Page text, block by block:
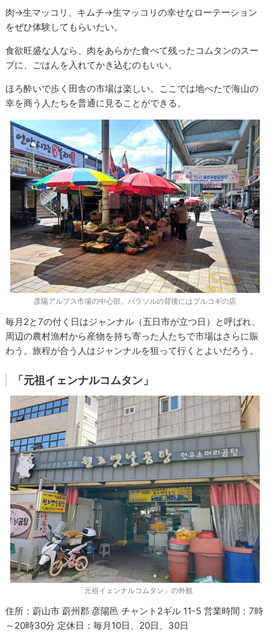
肉→生マッコリ、キムチ→生マッコリの幸せなローテーション
をぜひ体験してもらいたい。
食欲旺盛な人なら、肉をあらかた食べて残ったコムタンのスー
プに、ごはんを入れてかき込むのもいい。
ほろ酔いで歩く田舎の市場は楽しい。ここでは地べたで海山の
幸を商う人たちを普通に見ることができる。
彦陽アルプス市場の中心部。パラソルの背後にはプルコギの店
毎月2と7の付く日はジャンナル（五日市が立つ日）と呼ばれ、
周辺の農村漁村から産物を持ち寄った人たちで市場はさらに賑
わう。旅程が合う人はジャンナルを狙って行くとよいだろう。
「元祖イェンナルコムタン」
「元祖イェンナルコムタン」の外観
住所：蔚山市 蔚州郡 彦陽邑 チャント2ギル 11-5 営業時間：7時
～20時30分 定休日：毎月10日、20日、30日